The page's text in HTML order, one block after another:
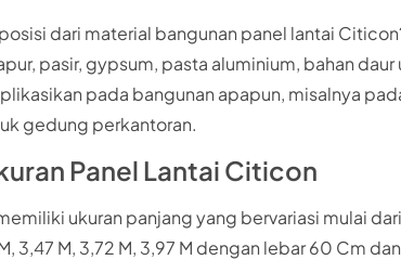
dari material bangunan panel lantai
pasir, gypsum, pasta aluminium, bahan
pada bangunan apapun, misalnya
gedung perkantoran.
Panel Lantai Citicon
ukuran panjang yang bervariasi mulai dari
3,47 M, 3,72 M, 3,97 M dengan lebar 60 Cm